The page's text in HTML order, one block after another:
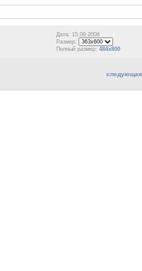
Дата: 15.09.2006
Размер:
Полный размер: 484x800
следующая